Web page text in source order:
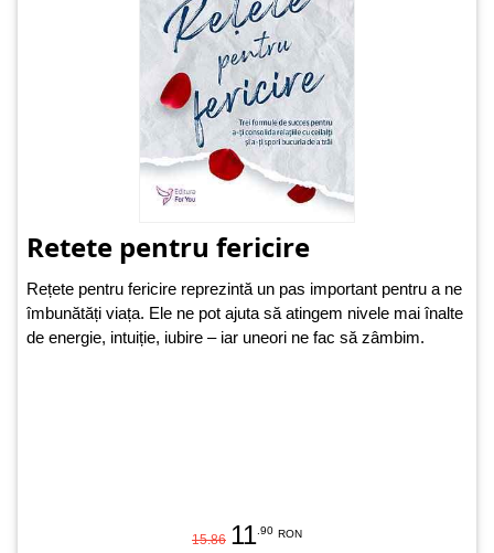
Retete pentru fericire
Rețete pentru fericire reprezintă un pas important pentru a ne
îmbunătăți viața. Ele ne pot ajuta să atingem nivele mai înalte
de energie, intuiție, iubire – iar uneori ne fac să zâmbim.
15.86 11 .90 RON